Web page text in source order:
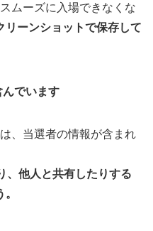
ムーズに入場できなくな
リーンショットで保存して
でいます
、当選者の情報が含まれ
、他人と共有したりする